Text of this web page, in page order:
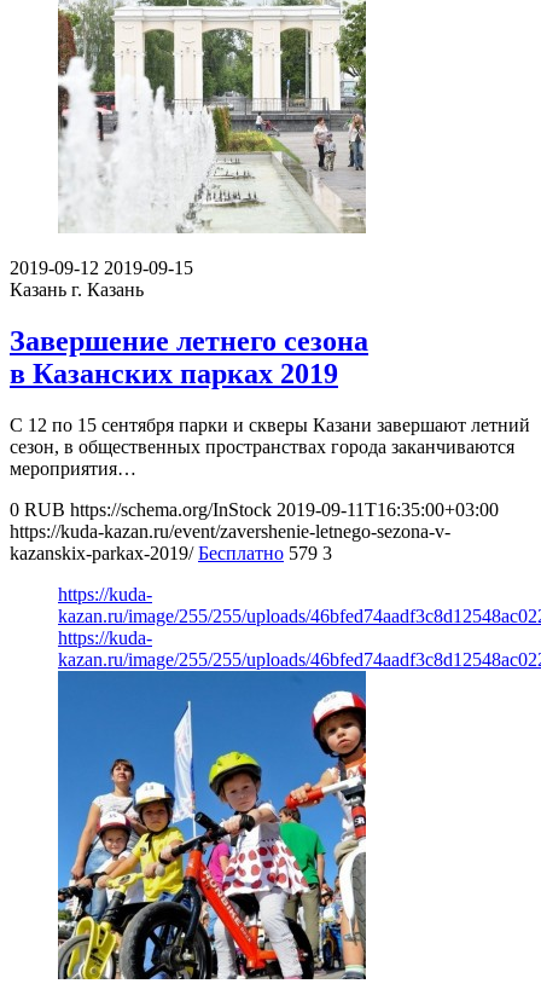
2019-09-12 2019-09-15
Казань г. Казань
Завершение летнего сезона
в Казанских парках 2019
С 12 по 15 сентября парки и скверы Казани завершают летний
сезон, в общественных пространствах города заканчиваются
мероприятия…
0 RUB https://schema.org/InStock 2019-09-11T16:35:00+03:00
https://kuda-kazan.ru/event/zavershenie-letnego-sezona-v-
kazanskix-parkax-2019/ Бесплатно 579 3
https://kuda-
kazan.ru/image/255/255/uploads/
https://kuda-
kazan.ru/image/255/255/uploads/